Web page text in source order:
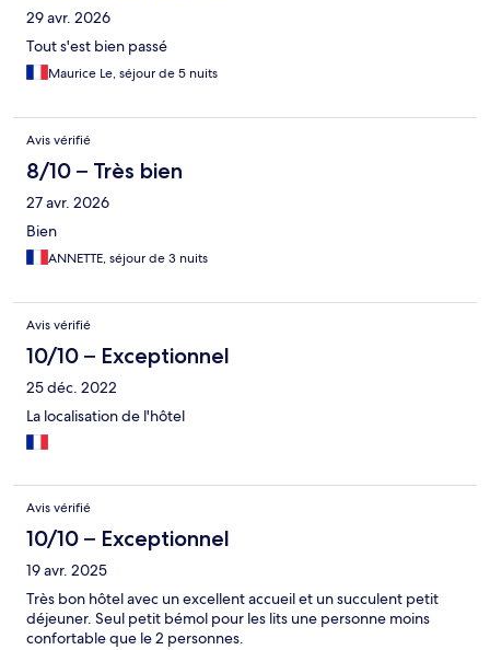
29 avr. 2026
Tout s'est bien passé
Maurice Le, séjour de 5 nuits
Avis vérifié
8/10 – Très bien
27 avr. 2026
Bien
ANNETTE, séjour de 3 nuits
Avis vérifié
10/10 – Exceptionnel
25 déc. 2022
La localisation de l'hôtel
Avis vérifié
10/10 – Exceptionnel
19 avr. 2025
Très bon hôtel avec un excellent accueil et un succulent petit
déjeuner. Seul petit bémol pour les lits une personne moins
confortable que le 2 personnes.